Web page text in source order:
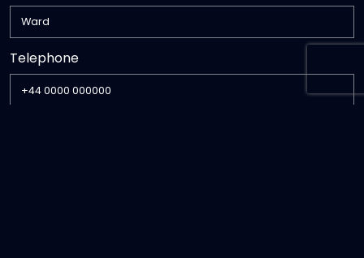
Telephone,
numeric
only,